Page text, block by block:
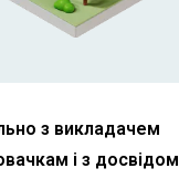
з викладачем
і з досвідом